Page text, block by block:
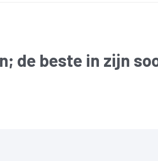
; de beste in zijn